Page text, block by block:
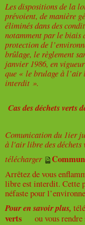
Les dispositions de la
prévoient, de manière
éliminés dans des
notamment par le biais
protection de
brûlage, le règlement
janvier 1986, en
que « le brulage à l’air
interdit ».
Cas des déchets verts
Comunication du 1ier
à l'air libre des
télécharger
Arrêtez de vous
libre est interdit. Cette
néfaste pour
Pour en savoir plus,
verts ou vous rendre